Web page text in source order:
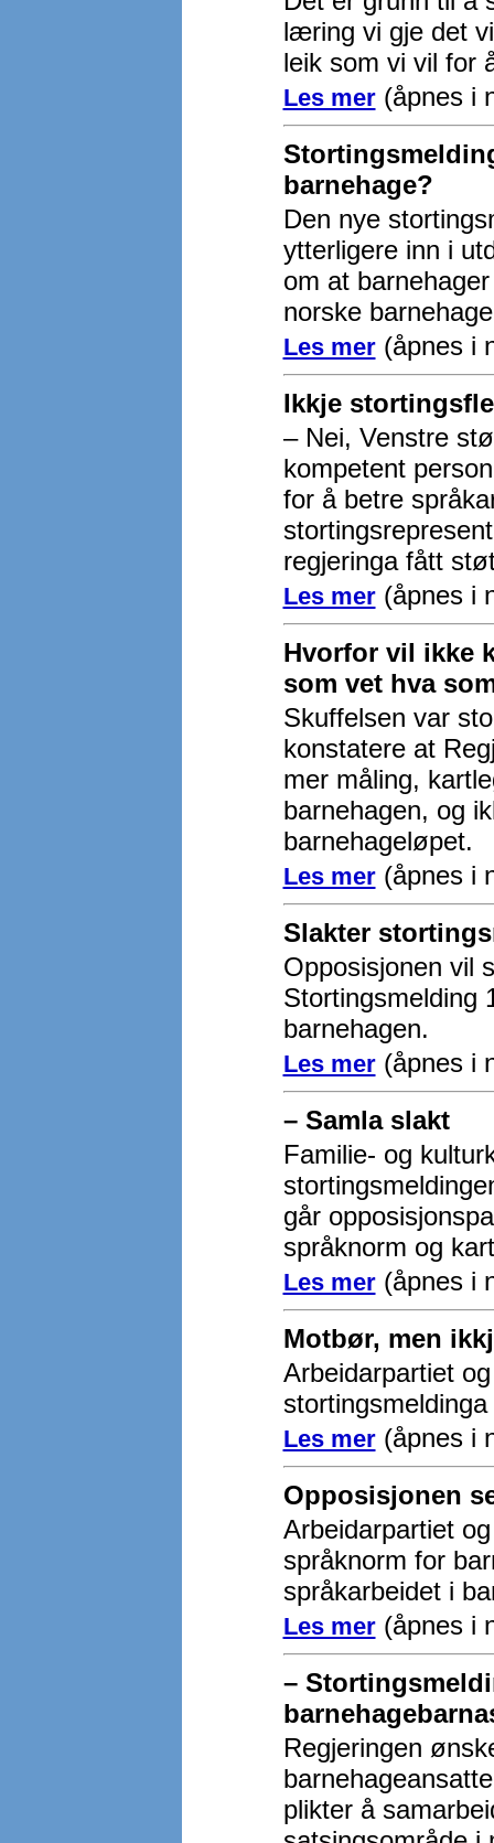
læring vi gje det
leik som vi vil for
Les mer(åpnes i
barnehage?
Den nye
ytterligere inn i
om at
norske
Les mer(åpnes i
Ikkje
– Nei, Venstre
kompetent
for å betre
regjeringa fått
Les mer(åpnes i
Hvorfor vil ikke
som vet hva
Skuffelsen var
konstatere at
mer måling,
barnehagen, og
barnehageløpet.
Les mer(åpnes i
Slakter
Opposisjonen vil
Stortingsmelding
barnehagen.
Les mer(åpnes i
– Samla slakt
Familie- og
går
språknorm og
Les mer(åpnes i
Motbør, men
Arbeidarpartiet
Les mer(åpnes i
Opposisjonen
Arbeidarpartiet
språknorm for
språkarbeidet i
Les mer(åpnes i
–
Regjeringen
plikter å